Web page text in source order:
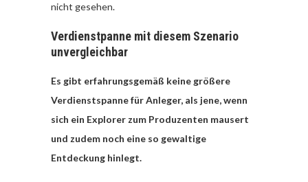
nicht gesehen.
Verdienstpanne mit diesem Szenario
unvergleichbar
Es gibt erfahrungsgemäß keine größere
Verdienstspanne für Anleger, als jene, wenn
sich ein Explorer zum Produzenten mausert
und zudem noch eine so gewaltige
Entdeckung hinlegt.